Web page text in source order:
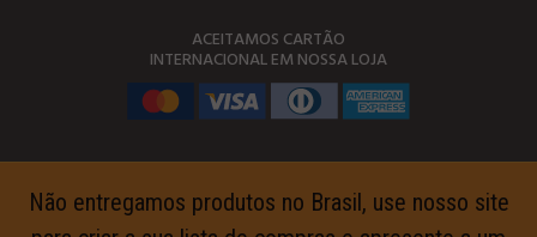
ACEITAMOS CARTÃO
INTERNACIONAL EM NOSSA LOJA
Não entregamos produtos no Brasil, use nosso site